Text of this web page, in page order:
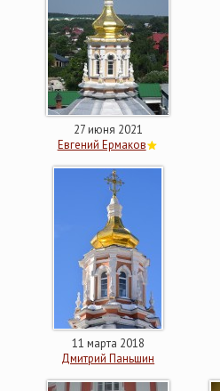
27 июня 2021
Евгений Ермаков
11 марта 2018
Дмитрий Паньшин